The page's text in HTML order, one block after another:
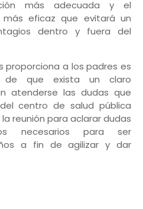
más adecuada y el
eficaz que evitará un
dentro y fuera del
proporciona a los padres es
que exista un claro
atenderse las dudas que
centro de salud pública
reunión para aclarar dudas
necesarios para ser
a fin de agilizar y dar